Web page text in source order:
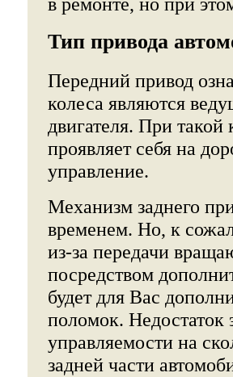
Тип привода
Передний привод
колеса являются
двигателя. При
проявляет себя на
управление.
Механизм заднего
временем. Но, к
из-за передачи
посредством
будет для Вас
поломок. Недостаток
управляемости на
задней части